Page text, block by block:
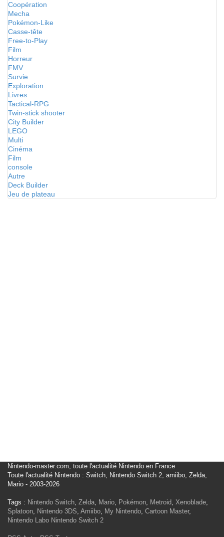
Coopération
Mecha
Pokémon-Like
Casse-tête
Free-to-Play
Film
Horreur
FMV
Survie
Exploration
Livres
Tactical-RPG
Twin-stick shooter
City Builder
LEGO
Multi
Cinéma
Film
console
Autre
Deck Builder
Jeu de plateau
Nintendo-master.com, toute l'actualité Nintendo en France
Toute l'actualité Nintendo : Switch, Nintendo Switch 2, amiibo, Zelda,
Mario - 2003-2026
Tags : Nintendo Switch, Zelda, Mario, Pokémon, Metroid, Xenoblade,
Splatoon, Nintendo 3DS, Amiibo, My Nintendo, Cartoon Master,
Nintendo Labo Nintendo Switch 2